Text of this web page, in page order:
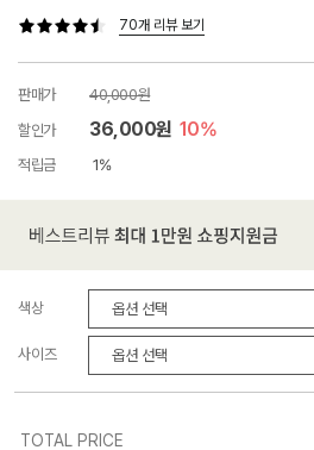
70개 리뷰 보기
판매가
40,000원
할인가
36,000원 10%
적립금 1%
색상
사이즈
TOTAL PRICE